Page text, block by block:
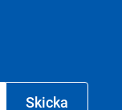
Skicka